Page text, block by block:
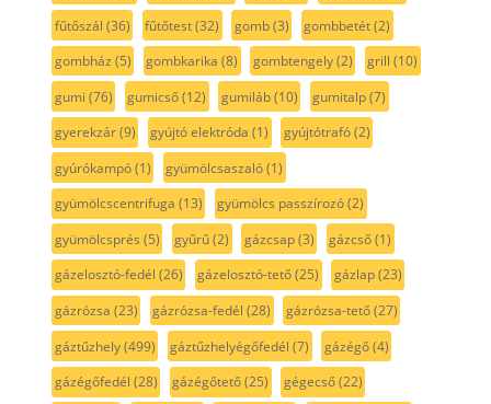
fűtőszál (36) fűtőtest(32) gomb(3) gombbetét(2)
gombház (5) gombkarika (8) gombtengely(2) grill (10)
gumi (76) gumicső(12) gumiláb(10) gumitalp(7)
gyerekzár(9) gyújtó elektróda (1) gyújtótrafó(2)
gyúrókampó(1) gyümölcsaszaló(1)
gyümölcscentrifuga (13) gyümölcs passzírozó(2)
gyümölcsprés (5) gyűrű(2) gázcsap(3) gázcső(1)
gázelosztó-fedél (26) gázelosztó-tető(25) gázlap(23)
gázrózsa (23) gázrózsa-fedél (28) gázrózsa-tető(27)
gáztűzhely(499) gáztűzhelyégőfedél (7) gázégő(4)
gázégőfedél (28) gázégőtető(25) gégecső(22)